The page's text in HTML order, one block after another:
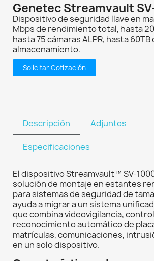
Genetec Streamvault
Dispositivo de seguridad llave en
Mbps de rendimiento total, hasta
hasta 75 cámaras ALPR, hasta 60TB
almacenamiento.
Solicitar Cotización
Descripción Adjuntos
Especificaciones
El dispositivo Streamvault™ SV-
solución de montaje en estantes
para sistemas de seguridad de
ayuda a migrar a un sistema
que combina videovigilancia,
reconocimiento automático de
matrículas, comunicaciones,
en un solo dispositivo.